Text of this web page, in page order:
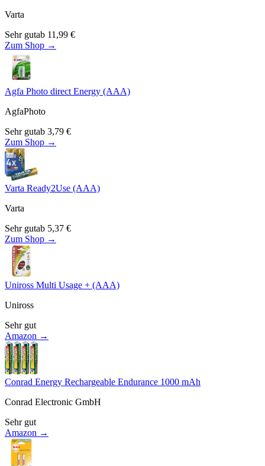
Varta
Sehr gutab 11,99 €
Zum Shop →
Agfa Photo direct Energy (AAA)
AgfaPhoto
Sehr gutab 3,79 €
Zum Shop →
Varta Ready2Use (AAA)
Varta
Sehr gutab 5,37 €
Zum Shop →
Uniross Multi Usage + (AAA)
Uniross
Sehr gut
Amazon →
Conrad Energy Rechargeable Endurance 1000 mAh
Conrad Electronic GmbH
Sehr gut
Amazon →